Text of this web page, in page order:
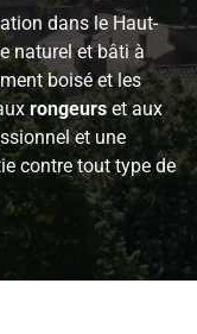
dans le Haut-
naturel et bâti à
boisé et les
rongeurset aux
et une
contre tout type de